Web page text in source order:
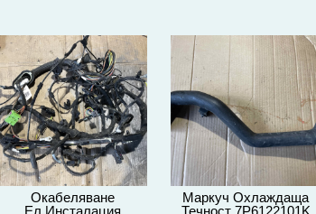
Окабеляване
Ел.Инсталация
Маркуч Охлаждаща
Течност 7P6122101K